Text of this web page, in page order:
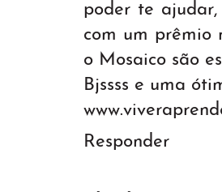
poder te
com um prêmio
o Mosaico são
Bjssss e uma
Responder